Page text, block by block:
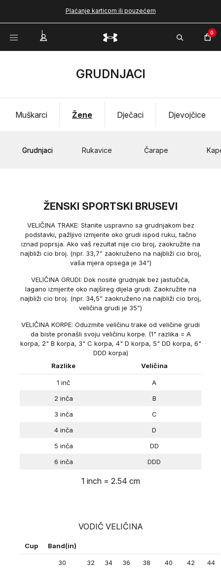
Plaćanje karticom ili pouzećem
0
GRUDNJACI
Djevojčice
Dječaci
Žene
Muškarci
Grudnjaci Rukavice Čarape
ŽENSKI SPORTSKI BRUSEVI
VELIČINA TRAKE: Stanite uspravno sa grudnjakom bez
podstavki, pažljivo izmjerite oko grudi ispod ruku, tačno
iznad poprsja. Ako vaš rezultat nije cio broj, zaokružite na
najbliži cio broj. (npr. 33,7” zaokruženo na najbliži cio broj,
vaša mjera opsega je 34”)
VELIČINA GRUDI: Dok nosite grudnjak bez jastučića,
lagano izmjerite oko najšireg dijela grudi. Zaokružite na
najbliži cio broj. (npr. 34,5” zaokruženo na najbliži cio broj,
veličina grudi je 35”)
VELIČINA KORPE: Oduzmite veličinu trake od veličine grudi
da biste pronašli svoju veličinu korpe. (1" razlika = A
korpa, 2" B korpa, 3" C korpa, 4" D korpa, 5" DD korpa, 6"
DDD korpa)
Razlike
Veličina
1 inč
A
2 inča
B
3 inča
C
4 inča
D
5 inča
DD
6 inča
DDD
1 inch = 2.54 cm
VODIČ VELIČINA
Cup Band(in)
30 32 34 36 38 40 42
44